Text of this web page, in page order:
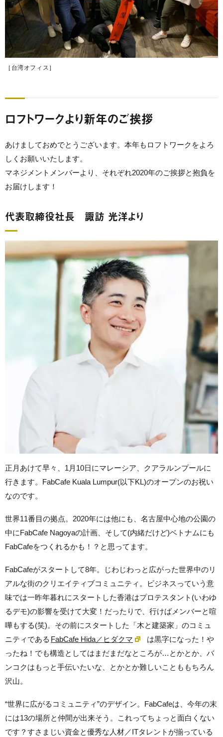
［台湾オフィス］
ロフトワークより新年のご挨拶
あけましておめでとうございます。本年もロフトワークをよろ
しくお願いいたします。
マネジメントメンバーより、それぞれ2020年のご挨拶と抱負を
お届けします！
代表取締役社長 諏訪 光洋より
正月あけて早々、1月10日にマレーシア、クアラルンプールに
行きます。FabCafe Kuala Lumpur(以下KL)のオープンのお祝い
なのです。
世界11番目の拠点。2020年には他にも、名古屋中心地の公園の
中にFabCafe Nagoyaの計画、そして(内緒だけど)ベトナムにも
FabCafeをつくれるかも！？と思ってます。
FabCafeがスタートして8年。じわじわっと広がった世界中のリ
アルな街のクリエイティブコミュニティ。ビジネスっていう意
味では一昨年暮れにスタートした香港はプロテスタント(いわゆ
るデモ)の影響を受けて大変！だったりで、行けばメンバーと喧
嘩もする(笑)。その前にスタートした「木と建築家」のコミュ
ニティである FabCafe Hida／ヒダクマ
は黒字になった！や
ったね！でも構造としてはまだまだなところが…とかとか、バ
ンコクはもっと手伝いたいな、とかとか難しいことももちろん
沢山。
“世界に広がるコミュニティ”のデザイン。FabCafeは、今年の末
には13の場所と仲間が出来そう。これってちょっと面白くない
です？すさまじい資金と優秀な人材／ITタレントが揃っている